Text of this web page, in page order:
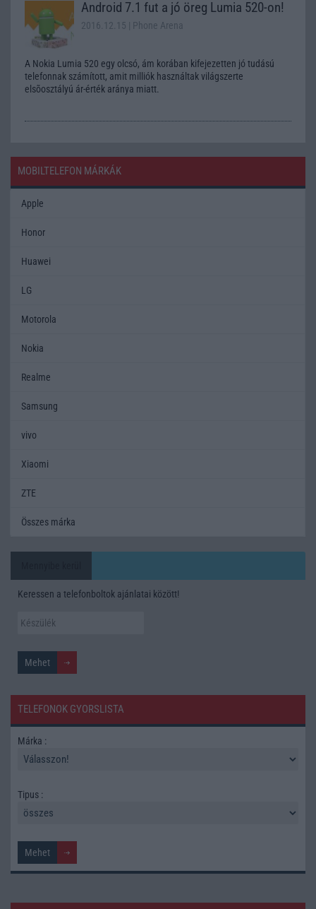
Android 7.1 fut a jó öreg Lumia 520-on!
2016.12.15 | Phone Arena
A Nokia Lumia 520 egy olcsó, ám korában kifejezetten jó tudású
telefonnak számított, amit milliók használtak világszerte
elsõosztályú ár-érték aránya miatt.
MOBILTELEFON MÁRKÁK
Apple
Honor
Huawei
LG
Motorola
Nokia
Realme
Samsung
vivo
Xiaomi
ZTE
Összes márka
Keressen a telefonboltok ajánlatai között!
TELEFONOK GYORSLISTA
Márka :
Tipus :